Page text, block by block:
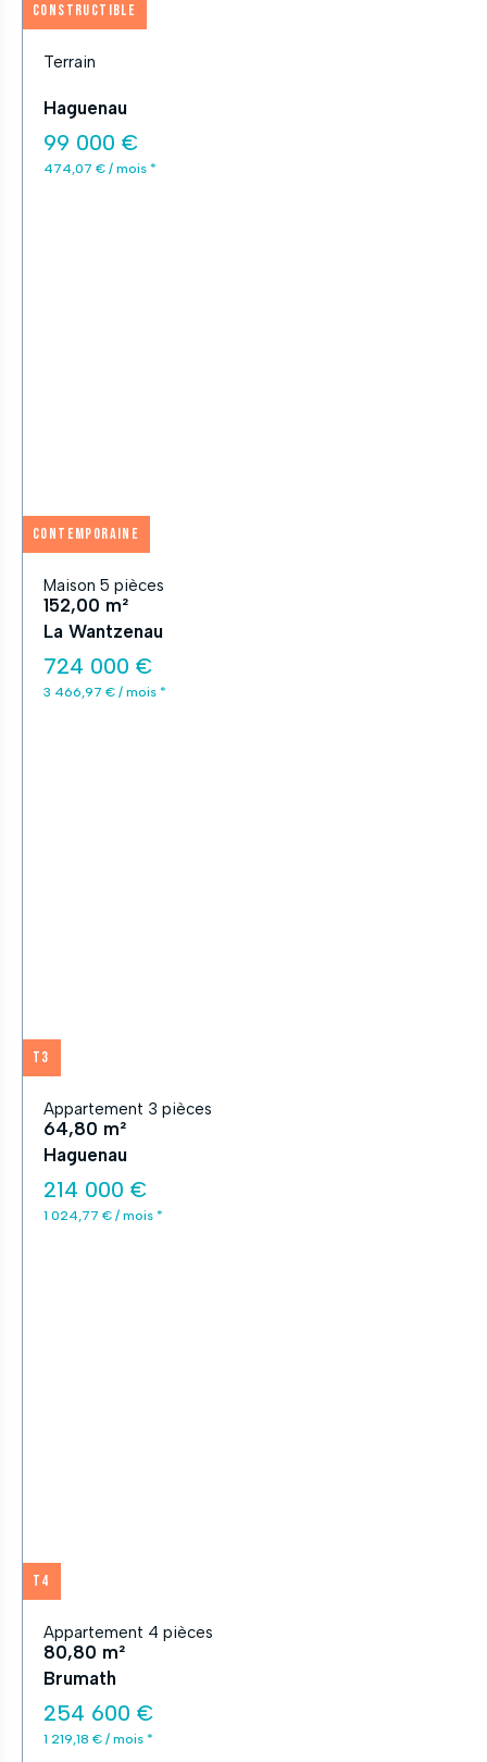
Constructible
Terrain
Haguenau
99 000 €
474,07 € / mois *
Contemporaine
Maison 5 pièces
152,00 m²
La Wantzenau
724 000 €
3 466,97 € / mois *
T3
Appartement 3 pièces
64,80 m²
Haguenau
214 000 €
1 024,77 € / mois *
T4
Appartement 4 pièces
80,80 m²
Brumath
254 600 €
1 219,18 € / mois *